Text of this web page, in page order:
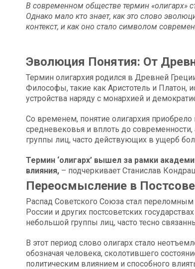
В современном обществе термин «олигарх»
Однако мало кто знает, как это слово
контекст, и как оно стало символом
Эволюция Понятия: От
Термин олигархия родился в Древней
Философы, такие как Аристотель и Платон,
устройства наряду с монархией и
Со временем, понятие олигархия
средневековья и вплоть до
группы лиц, часто действующих в ущерб
Термин ‘олигарх’ вышел за рамки
влияния, – подчеркивает Станислав
Переосмысление в
Распад Советского Союза стал
России и других постсоветских
небольшой группы лиц, часто тесно
В этот период слово олигарх стало
обозначая человека, сколотившего
политическим влиянием и способного